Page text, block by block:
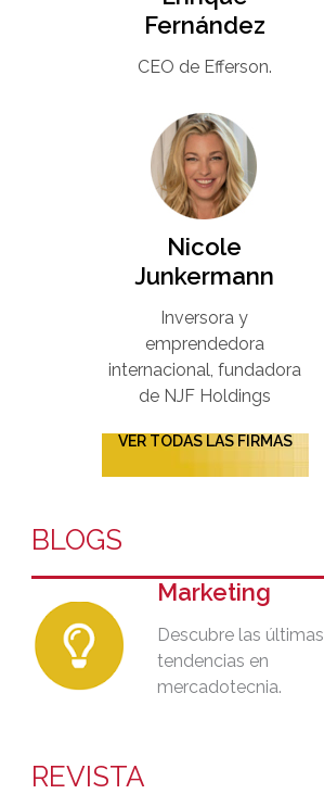
Fernández
CEO de Efferson.
Nicole
Junkermann​
Inversora y
emprendedora
internacional, fundadora
de NJF Holdings
VER TODAS LAS FIRMAS
BLOGS
Marketing
Descubre las últimas
tendencias en
mercadotecnia.
REVISTA